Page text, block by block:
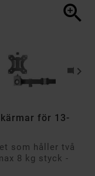


för 13-
som håller två
8 kg styck -